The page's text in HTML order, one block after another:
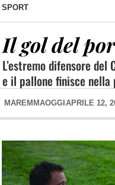
SPORT
Il gol del
L’estremo difensore
e il pallone finisce
MAREMMAOGGI APRILE 12,